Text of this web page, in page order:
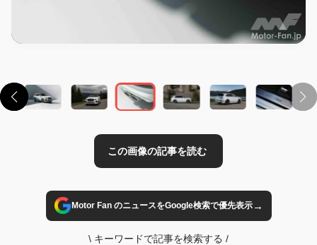
Motor Fan のニュースをGoogle検索で優先表示→
\ キーワードで記事を検索する /